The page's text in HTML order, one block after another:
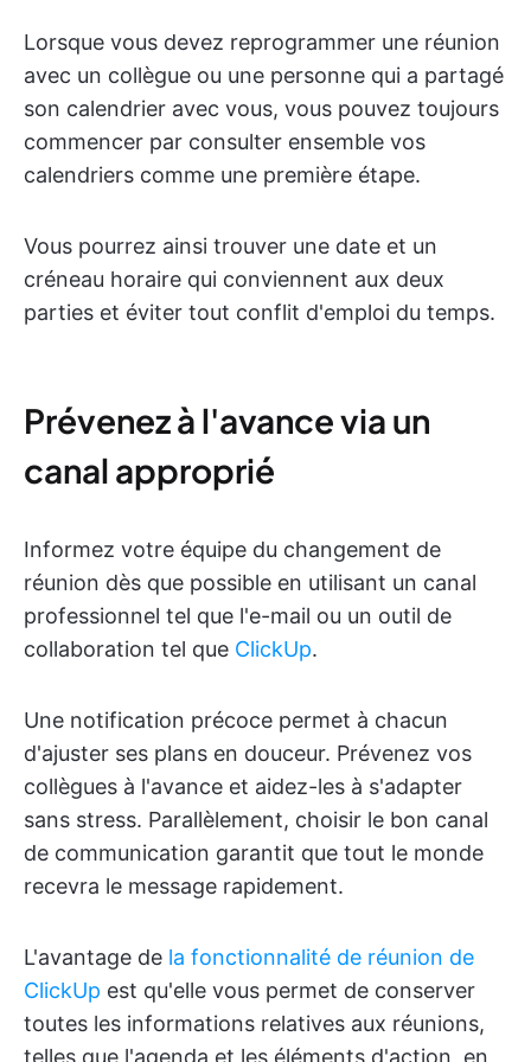
Lorsque vous devez reprogrammer une réunion
avec un collègue ou une personne qui a partagé
son calendrier avec vous, vous pouvez toujours
commencer par consulter ensemble vos
calendriers comme une première étape.
Vous pourrez ainsi trouver une date et un
créneau horaire qui conviennent aux deux
parties et éviter tout conflit d'emploi du temps.
Prévenez à l'avance via un
canal approprié
Informez votre équipe du changement de
réunion dès que possible en utilisant un canal
professionnel tel que l'e-mail ou un outil de
collaboration tel que ClickUp.
Une notification précoce permet à chacun
d'ajuster ses plans en douceur. Prévenez vos
collègues à l'avance et aidez-les à s'adapter
sans stress. Parallèlement, choisir le bon canal
de communication garantit que tout le monde
recevra le message rapidement.
L'avantage de la fonctionnalité de réunion de
ClickUp est qu'elle vous permet de conserver
toutes les informations relatives aux réunions,
telles que l'agenda et les éléments d'action, en